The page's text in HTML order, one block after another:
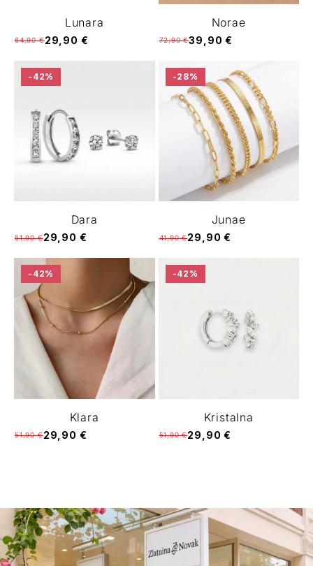
Lunara
64,90 €29,90 €
Norae
72,90 €39,90 €
-42%
Dara
51,90 €29,90 €
-28%
Junae
41,90 €29,90 €
-42%
Klara
51,90 €29,90 €
-42%
Kristalna
51,90 €29,90 €